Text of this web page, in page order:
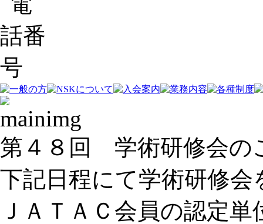
第４８回 学術研修会の
下記日程にて学術研修
ＪＡＴＡＣ会員の認定